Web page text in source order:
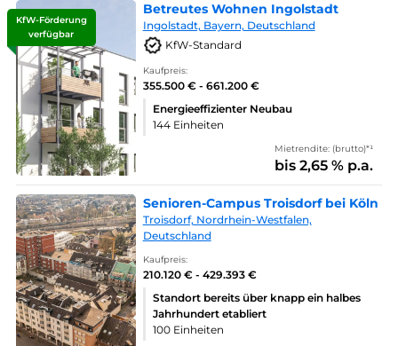
KfW-Förderung
verfügbar
Betreutes Wohnen Ingolstadt
Ingolstadt, Bayern, Deutschland
KfW-Standard
Kaufpreis:
355.500 € - 661.200 €
Energieeffizienter Neubau
144 Einheiten
Mietrendite: (brutto)*¹
bis 2,65 % p.a.
Senioren-Campus Troisdorf bei Köln
Troisdorf, Nordrhein-Westfalen,
Deutschland
Kaufpreis:
210.120 € - 429.393 €
Standort bereits über knapp ein halbes
Jahrhundert etabliert
100 Einheiten